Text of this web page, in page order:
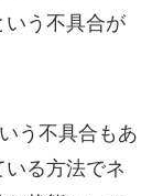
いう不具合が
う不具合もあ
る方法でネ